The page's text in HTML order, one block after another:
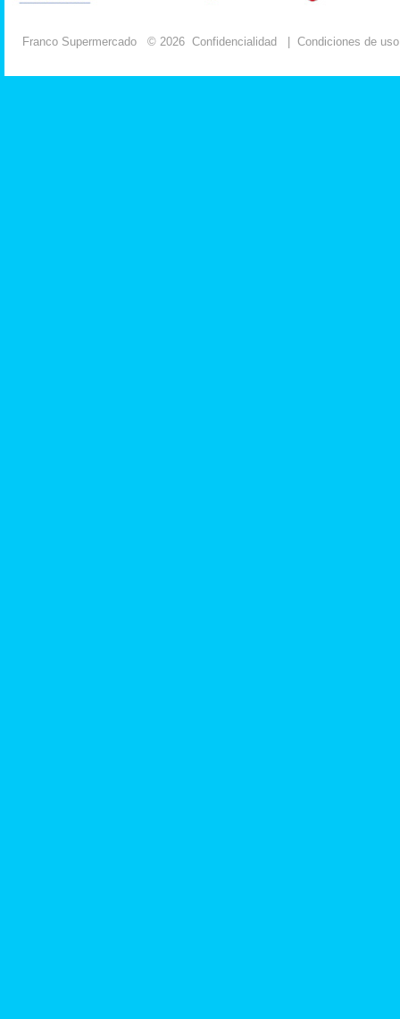
Franco Supermercado © 2026 Confidencialidad Condiciones de uso